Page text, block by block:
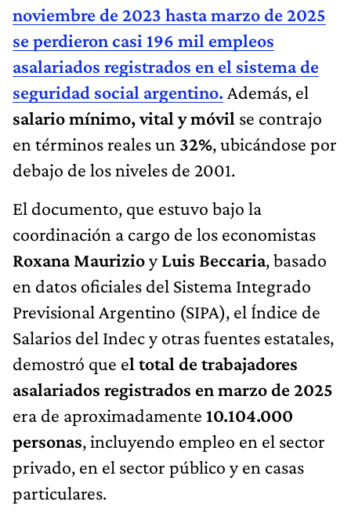
noviembre de 2023 hasta marzo de 2025
se perdieron casi 196 mil empleos
asalariados registrados en el sistema de
seguridad social argentino. Además, el
salario mínimo, vital y móvil se contrajo
en términos reales un 32%, ubicándose por
debajo de los niveles de 2001.
El documento, que estuvo bajo la
coordinación a cargo de los economistas
Roxana MaurizioyLuis Beccaria, basado
en datos oficiales del Sistema Integrado
Previsional Argentino (SIPA), el Índice de
Salarios del Indec y otras fuentes estatales,
demostró que el total de trabajadores
asalariados registrados en marzo de 2025
era de aproximadamente 10.104.000
personas, incluyendo empleo en el sector
privado, en el sector público y en casas
particulares.